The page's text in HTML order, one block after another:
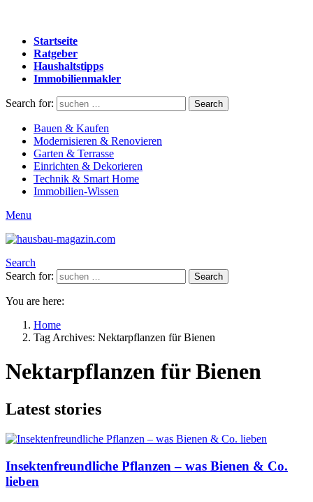
Startseite
Ratgeber
Haushaltstipps
Immobilienmakler
Search for: Search
Bauen & Kaufen
Modernisieren & Renovieren
Garten & Terrasse
Einrichten & Dekorieren
Technik & Smart Home
Immobilien-Wissen
Menu
Search
Search for:
Search
You are here:
Home
Tag Archives: Nektarpflanzen für Bienen
Nektarpflanzen für Bienen
Latest stories
Insektenfreundliche Pflanzen – was Bienen & Co.
lieben